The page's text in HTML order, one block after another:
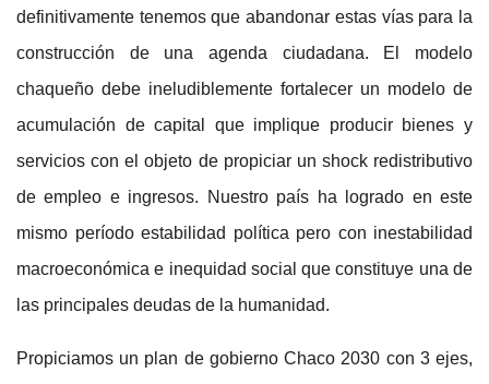
definitivamente tenemos que abandonar estas vías para la
construcción de una agenda ciudadana. El modelo
chaqueño debe ineludiblemente fortalecer un modelo de
acumulación de capital que implique producir bienes y
servicios con el objeto de propiciar un shock redistributivo
de empleo e ingresos. Nuestro país ha logrado en este
mismo período estabilidad política pero con inestabilidad
macroeconómica e inequidad social que constituye una de
las principales deudas de la humanidad.
Propiciamos un plan de gobierno Chaco 2030 con 3 ejes,